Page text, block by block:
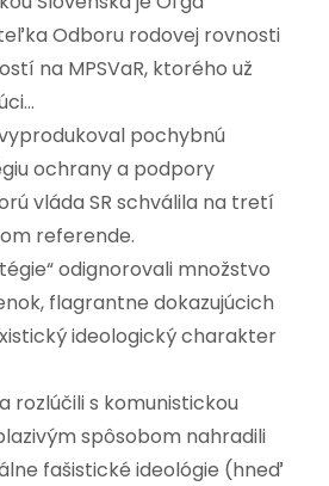
Odboru rodovej rovnosti
na MPSVaR, ktorého už
pochybnú
ochrany a podpory
vláda SR schválila na tretí
referende.
odignorovali množstvo
flagrantne dokazujúcich
ideologický charakter
rozlúčili s komunistickou
spôsobom nahradili
fašistické ideológie (hneď